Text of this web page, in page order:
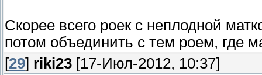
Скорее всего роек с неплодной
потом объединить с тем роем, где
[29] riki23 [17-Июл-2012, 10:37]